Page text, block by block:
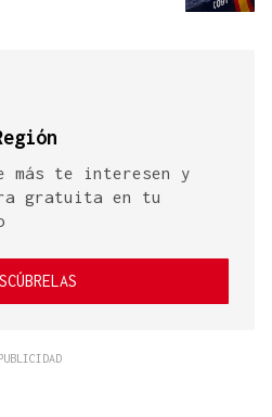
más te interesen y
gratuita en tu